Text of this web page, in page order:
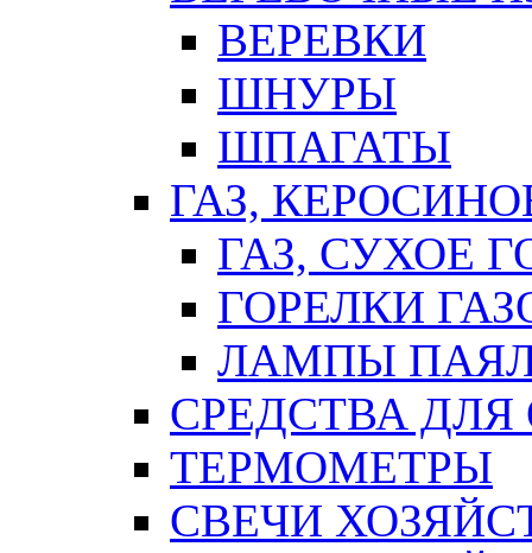
ВЕРЕВКИ
ШНУРЫ
ШПАГАТЫ
ГАЗ,
ГАЗ, СУХОЕ
ГОРЕЛКИ
ЛАМПЫ
СРЕДСТВА
ТЕРМОМЕТРЫ
СВЕЧИ